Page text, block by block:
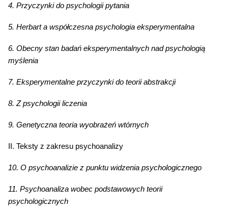
4. Przyczynki do psychologii pytania
5. Herbart a współczesna psychologia eksperymentalna
6. Obecny stan badań eksperymentalnych nad psychologią
myślenia
7. Eksperymentalne przyczynki do teorii abstrakcji
8. Z psychologii liczenia
9. Genetyczna teoria wyobrażeń wtórnych
II. Teksty z zakresu psychoanalizy
10. O psychoanalizie z punktu widzenia psychologicznego
11. Psychoanaliza wobec podstawowych teorii
psychologicznych